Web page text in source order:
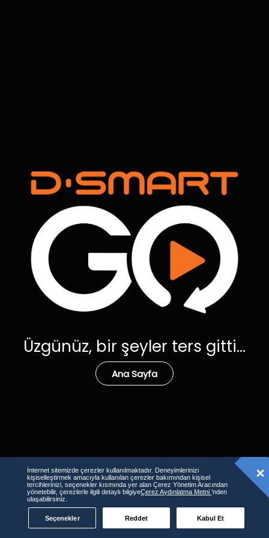
Üzgünüz, bir şeyler ters gitti...
Ana Sayfa
İnternet sitemizde çerezler kullanılmaktadır. Deneyimlerinizi
kişiselleştirmek amacıyla kullanılan çerezler bakımından kişisel
tercihlerinizi, seçenekler kısmında yer alan Çerez Yönetim Aracından
yönetebilir, çerezlerle ilgili detaylı bilgiyeÇerez Aydınlatma Metni’nden
ulaşabilirsiniz.
Seçenekler Reddet Kabul Et